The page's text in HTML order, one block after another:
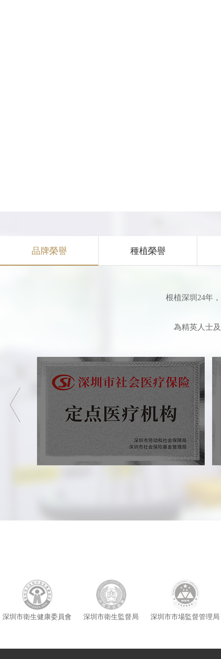
品牌榮譽 種植榮譽
根植深圳24年
為精英人士
深圳市衛生健康委員會 深圳市衛生監督局 深圳市市場監督管理局